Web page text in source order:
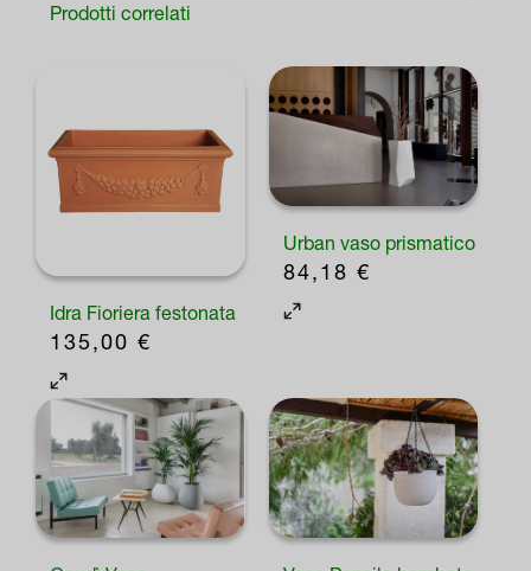
Prodotti correlati
Idra Fioriera festonata
135,00 €
Urban vaso prismatico
84,18 €
Questo
più
varianti.
Le
opzioni
possono